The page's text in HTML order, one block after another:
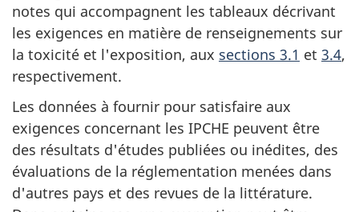
notes qui accompagnent les tableaux décrivant
les exigences en matière de renseignements sur
la toxicité et l'exposition, aux sections 3.1 et 3.4,
respectivement.
Les données à fournir pour satisfaire aux
exigences concernant les IPCHE peuvent être
des résultats d'études publiées ou inédites, des
évaluations de la réglementation menées dans
d'autres pays et des revues de la littérature.